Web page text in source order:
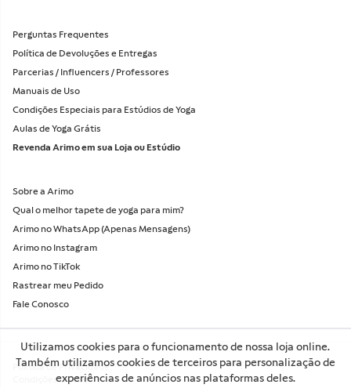
1. Onde é para entregar?
CEP BUSCAR
Perguntas Frequentes
Política de Devoluções e Entregas
Parcerias / Influencers / Professores
Manuais de Uso
Condições Especiais para Estúdios de Yoga
Aulas de Yoga Grátis
Revenda Arimo em sua Loja ou Estúdio
Sobre a Arimo
Qual o melhor tapete de yoga para mim?
Arimo no WhatsApp (Apenas Mensagens)
Arimo no Instagram
Arimo no TikTok
Rastrear meu Pedido
Fale Conosco
Condições de Uso
Política de Privacidade
Utilizamos cookies para o funcionamento de nossa loja online.
Também utilizamos cookies de terceiros para personalização de
experiências de anúncios nas plataformas deles.